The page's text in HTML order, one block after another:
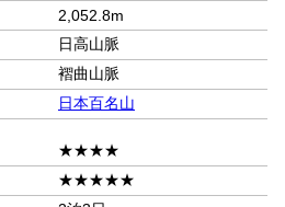
2,052.8m
日高山脈
褶曲山脈
日本百名山
★★★★
★★★★★